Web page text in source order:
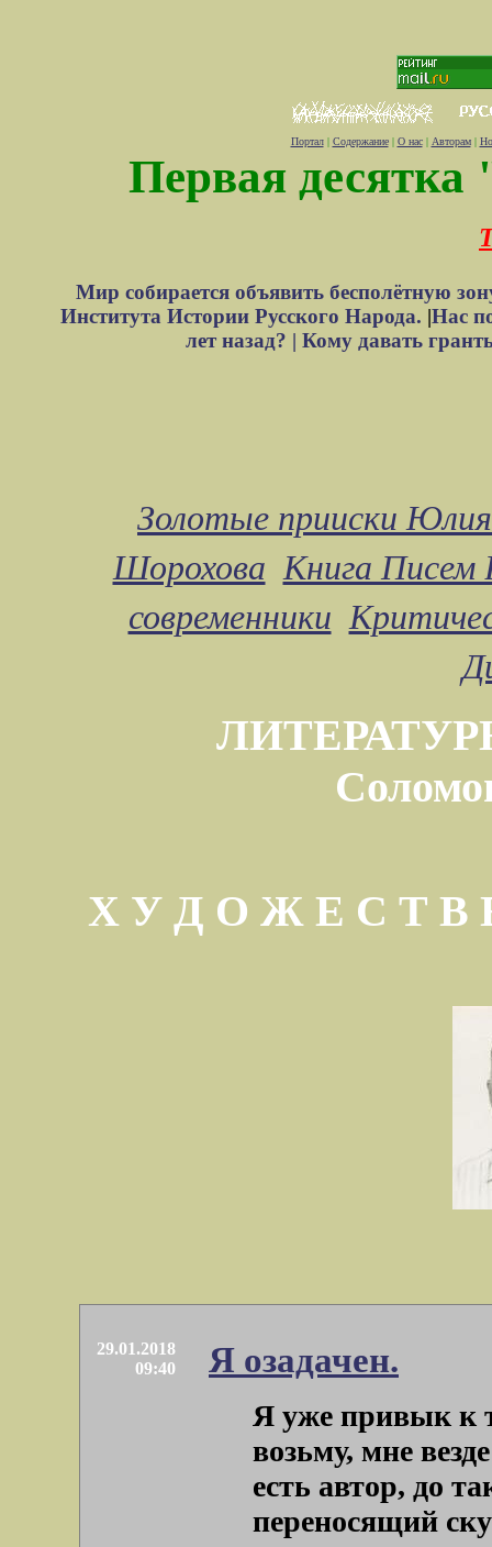
Портал| Содержание| О нас| Авторам|
Первая десятка
Мир собирается объявить бесполётную
Института Истории Русского Народа. |Нас
лет назад? | Кому давать
Золотые прииски
Шорохова Книга Писем
современники
Х У Д О Ж Е С Т
29.01.2018
09:40
Я озадачен.
Я уже привык к
возьму, мне
есть автор, до
переносящий